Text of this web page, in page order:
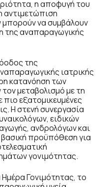
η αποφυγή του
αντιμετώπιση
μπορούν να συμβάλουν
της αναπαραγωγικής
της
ιατρικής
κατανόηση των
μεταβολισμό με τη
εξατομικευμένες
Η στενή συνεργασία
ειδικών
ανδρολόγων και
προϋπόθεση για
γονιμότητας.
Γονιμότητας, το